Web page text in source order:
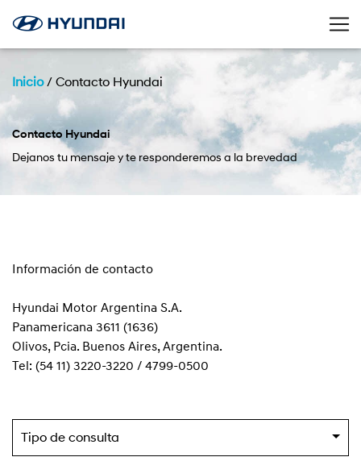
Inicio/ Contacto Hyundai
Contacto Hyundai
Dejanos tu mensaje y te responderemos a la brevedad
Información de contacto
Hyundai Motor Argentina S.A.
Panamericana 3611 (1636)
Olivos, Pcia. Buenos Aires, Argentina.
Tel: (54 11) 3220-3220 / 4799-0500
Tipo de consulta